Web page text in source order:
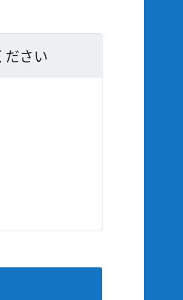
さい